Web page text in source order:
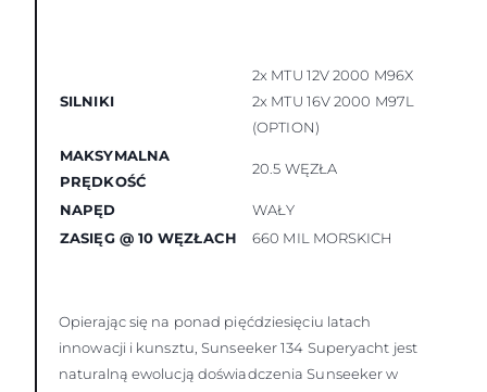
SILNIKI
2x MTU 12V 2000 M96X
2x MTU 16V 2000 M97L
(OPTION)
MAKSYMALNA
PRĘDKOŚĆ
20.5 WĘZŁA
NAPĘD
WAŁY
ZASIĘG @ 10 WĘZŁACH
660 MIL MORSKICH
Opierając się na ponad pięćdziesięciu latach
innowacji i kunsztu, Sunseeker 134 Superyacht jest
naturalną ewolucją doświadczenia Sunseeker w